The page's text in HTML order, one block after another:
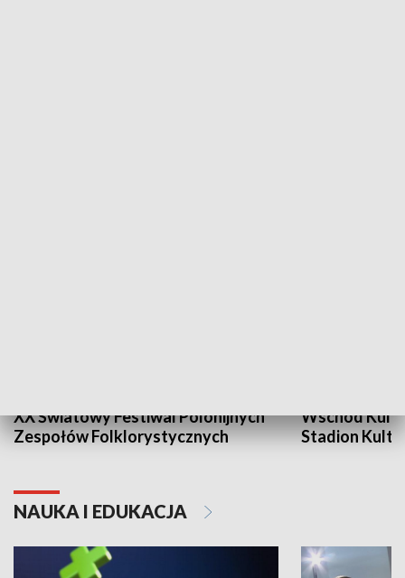
XX Światowy Festiwal Polonijnych
Zespołów Folklorystycznych
Wschód
Stadion
NAUKA I EDUKACJA